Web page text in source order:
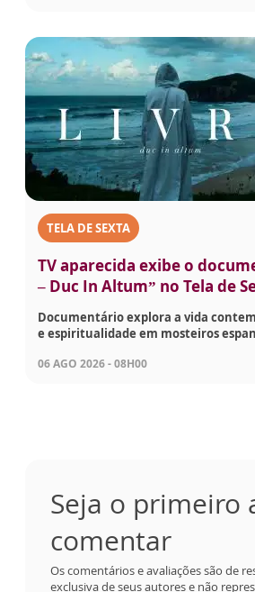
TELA DE SEXTA
TV aparecida exibe o
– Duc In Altum” no Tela de
Documentário explora a vida
e espiritualidade em mosteiros
06 AGO 2026 - 08H00
Seja o primeiro
comentar
Os comentários e avaliações são de
exclusiva de seus autores e não